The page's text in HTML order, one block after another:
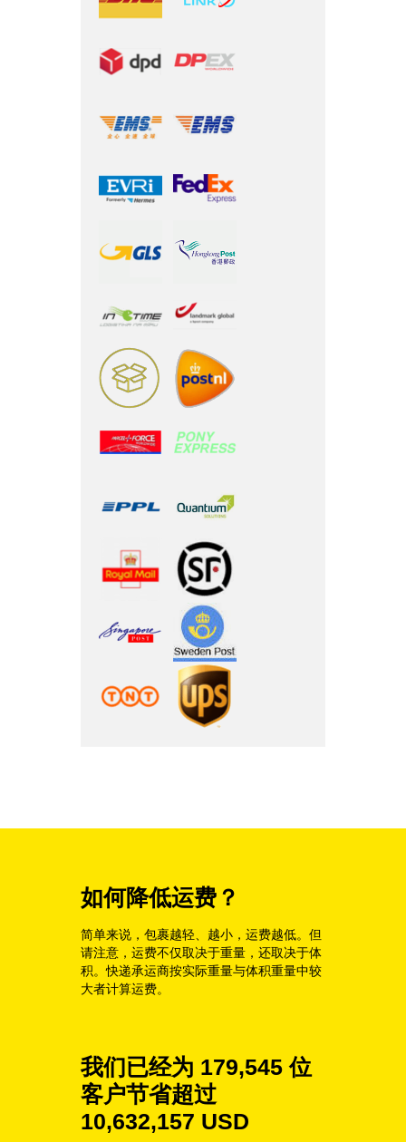
如何降低运费？
简单来说，包裹越轻、越小，运费越低。但
请注意，运费不仅取决于重量，还取决于体
积。快递承运商按实际重量与体积重量中较
大者计算运费。
我们已经为 179,545 位
客户节省超过
10,632,157 USD